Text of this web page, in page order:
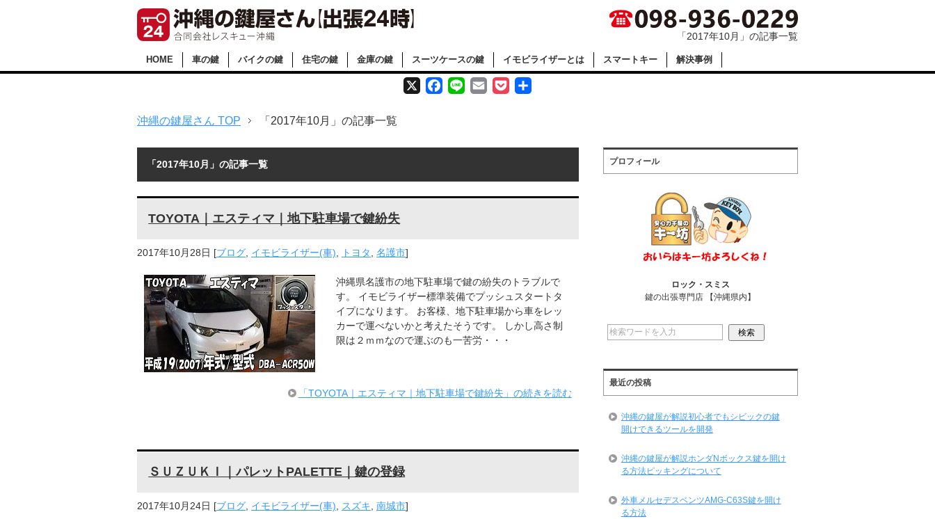
「2017年10月」の記事一覧
HOME 車の鍵 バイクの鍵 住宅の鍵 金庫の鍵 スーツケースの鍵 イモビライザーとは スマートキー 解決事例
X F L E P
沖縄の鍵屋さん TOP 「2017年10月」の記事一覧
「2017年10月」の記事一覧
TOYOTA｜エスティマ｜地下駐車場で鍵紛失
2017年10月28日 [ブログ イモビライザー(車) トヨタ 名護市]
沖縄県名護市の地下駐車場で鍵の紛失のトラブルで
す。 イモビライザー標準装備でプッシュスタートタ
イプになります。 お客様、地下駐車場から車をレッ
カーで運べないかと考えたそうです。 しかし高さ制
限は２ｍｍなので運ぶのも一苦労・・・
「TOYOTA｜エスティマ｜地下駐車場で鍵紛失」の続きを読む
ＳＵＺＵＫＩ｜パレットPALETTE｜鍵の登録
2017年10月24日 [ブログ, イモビライザー(車), スズキ, 南城市]
プロフィール
ロック・スミス
鍵の出張専門店 【沖縄県内】
最近の投稿
沖縄の鍵屋が解説初心者でもシビックの鍵
開けできるツールを開発
沖縄の鍵屋が解説ホンダNボックス鍵を開け
る方法ピッキングについて
外車メルセデスベンツAMG-C63S鍵を開け
る方法